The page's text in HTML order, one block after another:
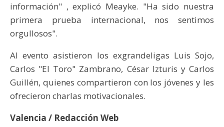
información" , explicó Meayke. "Ha sido nuestra
primera prueba internacional, nos sentimos
orgullosos".
Al evento asistieron los exgrandeligas Luis Sojo,
Carlos "El Toro" Zambrano, César Izturis y Carlos
Guillén, quienes compartieron con los jóvenes y les
ofrecieron charlas motivacionales.
Valencia / Redacción Web